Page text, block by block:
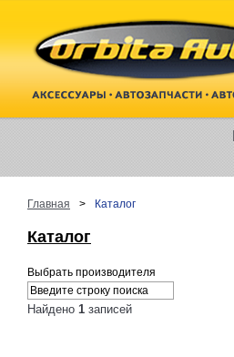
Главная > Каталог
Каталог
Выбрать производителя
Найдено 1 записей